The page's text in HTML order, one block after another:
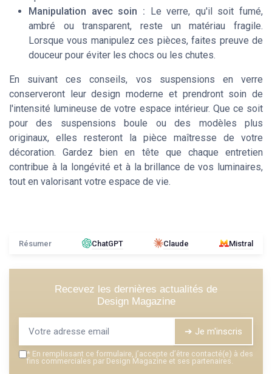
Manipulation avec soin : Le verre, qu'il soit fumé,
ambré ou transparent, reste un matériau fragile.
Lorsque vous manipulez ces pièces, faites preuve de
douceur pour éviter les chocs ou les chutes.
En suivant ces conseils, vos suspensions en verre
conserveront leur design moderne et prendront soin de
l'intensité lumineuse de votre espace intérieur. Que ce soit
pour des suspensions boule ou des modèles plus
originaux, elles resteront la pièce maîtresse de votre
décoration. Gardez bien en tête que chaque entretien
contribue à la longévité et à la brillance de vos luminaires,
tout en valorisant votre espace de vie.
Résumer ChatGPT Claude Mistral
Recevez les dernières actualités de
Design Magazine
➔ Je m'inscris
* En remplissant ce formulaire, j’accepte d’être contacté(e) à des
fins commerciales par Design Magazine et ses partenaires.